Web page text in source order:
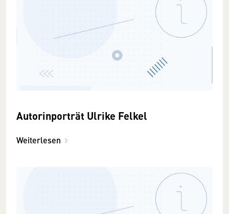
Autorinporträt Ulrike Felkel
Weiterlesen